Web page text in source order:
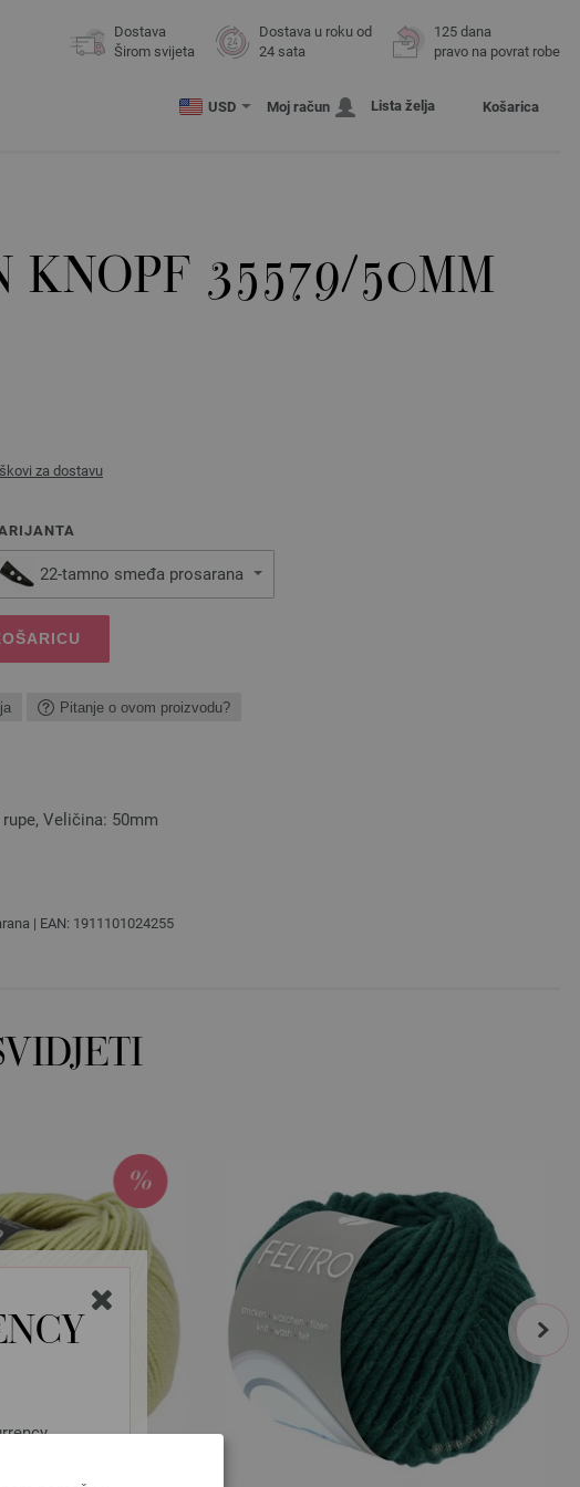
Dostava
Širom svijeta
Dostava u roku od
24 sata
125 dana
pravo na povrat robe
USD Moj račun Lista želja Košarica
KNOPF 35579/50MM
za dostavu
22-tamno smeđa prosarana
Pitanje o ovom proizvodu?
Veličina: 50mm
| EAN: 1911101024255
next